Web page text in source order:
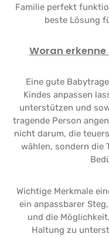
Familie perfekt
beste Lösung
Woran
Eine gute
Kindes anpassen
unterstützen und
tragende Person
nicht darum, die
wählen, sondern die
Wichtige Merkmale
ein anpassbarer
und die
Haltung zu